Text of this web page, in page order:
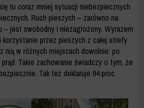
tu coraz mniej sytuacji niebezpiecznych
Ruch pieszych – zarówno na
– jest swobodny i niezagrożony. Wyrazem
przez pieszych z całej strefy
nią w różnych miejscach dowolnie: po
Takie zachowanie świadczy o tym, że
Tak też deklaruje 94 proc.